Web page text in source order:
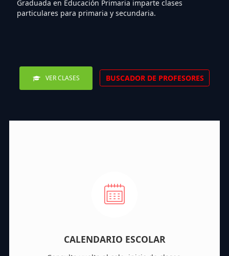
Graduada en Educación Primaria imparte clases
particulares para primaria y secundaria.
VER CLASES BUSCADOR DE PROFESORES
CALENDARIO ESCOLAR